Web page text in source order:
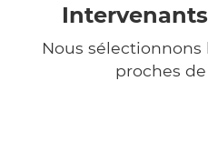
Nous
proches